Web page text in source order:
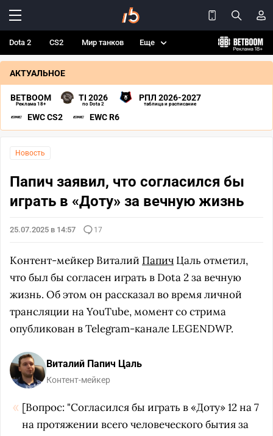
Dota 2 CS2 Мир танков Еще
АКТУАЛЬНОЕ
BETBOOM
Реклама 18+
TI 2026
по Dota 2
РПЛ 2026-2027
таблица и расписание
EWC CS2 EWC R6
Новость
Папич заявил, что согласился бы
играть в «Доту» за вечную жизнь
25.07.2025 в 14:57 17
Контент-мейкер Виталий Папич Цаль отметил,
что был бы согласен играть в Dota 2 за вечную
жизнь. Об этом он рассказал во время личной
трансляции на YouTube, момент со стрима
опубликован в Telegram-канале LEGENDWP.
Виталий Папич Цаль
Контент-мейкер
[Вопрос: "Согласился бы играть в «Доту» 12 на 7
на протяжении всего человеческого бытия за